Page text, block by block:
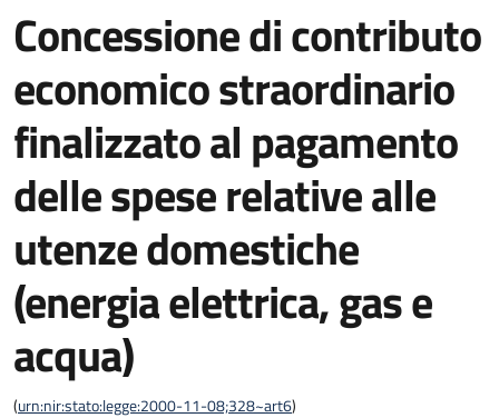
Concessione di contributo
economico straordinario
finalizzato al pagamento
delle spese relative alle
utenze domestiche
(energia elettrica, gas e
acqua)
(urn:nir:stato:legge:2000-11-08;328~art6)